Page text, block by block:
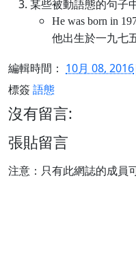
某些被動語態的句子
He was born in
他出生於一九七
編輯時間： 10月 08, 2016
標簽 語態
沒有留言:
張貼留言
注意：只有此網誌的成員